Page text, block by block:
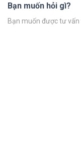
Bạn muốn hỏi gì?